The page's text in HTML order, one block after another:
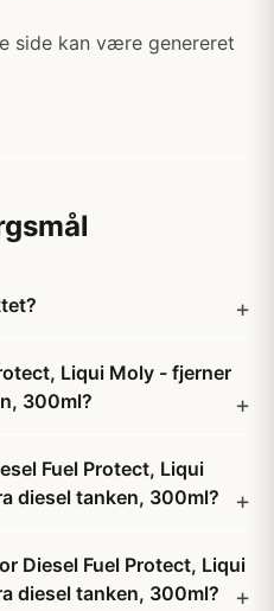
side kan være genereret
Liqui Moly - fjerner
300ml?
Fuel Protect, Liqui
diesel tanken, 300ml?
Diesel Fuel Protect, Liqui
diesel tanken, 300ml?